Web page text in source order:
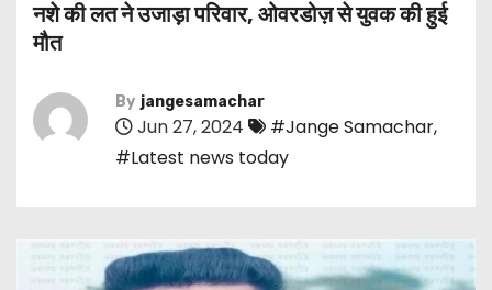
नशे की लत ने उजाड़ा परिवार, ओवरडोज़ से युवक की हुई
मौत
By jangesamachar
Jun 27, 2024 #Jange Samachar,
#Latest news today